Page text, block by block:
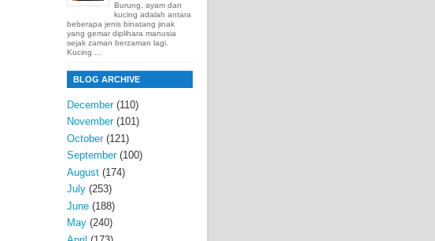
Burung, ayam dan
kucing adalah antara
beberapa jenis binatang jinak
yang gemar diplihara manusia
sejak zaman berzaman lagi.
Kucing ...
BLOG ARCHIVE
December(110)
November(101)
October(121)
September(100)
August (174)
July (253)
June (188)
May (240)